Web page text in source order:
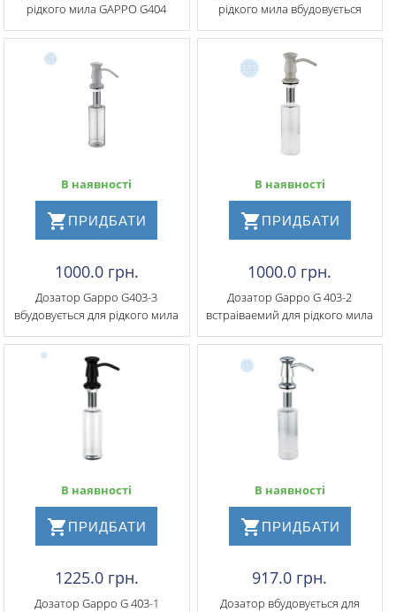
рідкого мила GAPPO G404
рідкого мила вбудовується
В наявності
ПРИДБАТИ
1000.0 грн.
Дозатор Gappo G403-3
вбудовується для рідкого мила
В наявності
ПРИДБАТИ
1000.0 грн.
Дозатор Gappo G 403-2
встраіваемий для рідкого мила
В наявності
ПРИДБАТИ
1225.0 грн.
Дозатор Gappo G 403-1
В наявності
ПРИДБАТИ
917.0 грн.
Дозатор вбудовується для